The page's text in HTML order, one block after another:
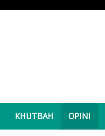
KHUTBAH OPINI